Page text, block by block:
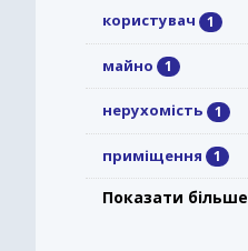
користувач 1
майно 1
нерухомість 1
приміщення 1
Показати більше